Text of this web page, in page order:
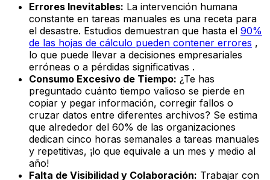
Errores Inevitables: La intervención humana
constante en tareas manuales es una receta para
el desastre. Estudios demuestran que hasta el 90%
de las hojas de cálculo pueden contener errores ,
lo que puede llevar a decisiones empresariales
erróneas o a pérdidas significativas .
Consumo Excesivo de Tiempo: ¿Te has
preguntado cuánto tiempo valioso se pierde en
copiar y pegar información, corregir fallos o
cruzar datos entre diferentes archivos? Se estima
que alrededor del 60% de las organizaciones
dedican cinco horas semanales a tareas manuales
y repetitivas, ¡lo que equivale a un mes y medio al
año!
Falta de Visibilidad y Colaboración: Trabajar con